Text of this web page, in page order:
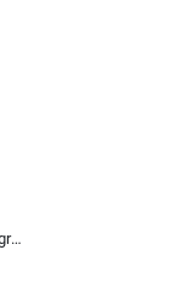
Hochflor-Teppich Glanzing, zwei Farben in Sondergrößen und Formen, zum Qm-Preis von